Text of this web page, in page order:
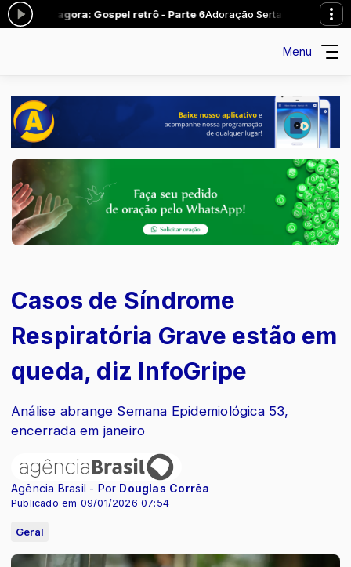
agora: Gospel retrô - Parte 6Adoração Sertaneja das 08:00 às
Menu
Casos de Síndrome
Respiratória Grave estão em
queda, diz InfoGripe
Análise abrange Semana Epidemiológica 53,
encerrada em janeiro
Agência Brasil - Por Douglas Corrêa
Publicado em 09/01/2026 07:54
Geral